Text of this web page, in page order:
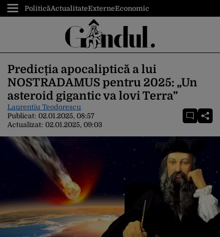
PoliticăActualitateExterneEconomic
Predicția apocaliptică a lui
NOSTRADAMUS pentru 2025: „Un
asteroid gigantic va lovi Terra”
Laurentiu Teodorescu
Publicat: 02.01.2025, 08:57
Actualizat: 02.01.2025, 09:03